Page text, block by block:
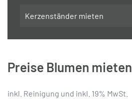
Kerzenständer mieten
Preise Blumen mieten
inkl. Reinigung und inkl. 19% MwSt.